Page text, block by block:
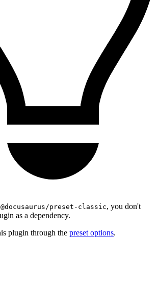
@docusaurus/preset-classic, you don't
as a dependency.
plugin through the preset options.